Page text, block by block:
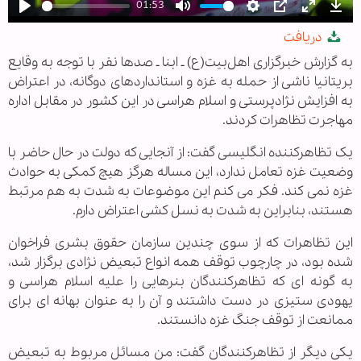
Play
01:53
Mute Settings
PIP Enter
دریافت
به گزارش خبرگزاری اهل‌بیت(ع) ـ ابنا ـ صدها نفر با توجه به وقایع
بریتانیا ناشی از حمله به غزه و استانداردهای دوگانه، در اعتراض
به افزایش نژادپرستی و اسلام هراسی در این کشور در مقابل اداره
مهاجرت تظاهرات کردند.
یک تظاهرکننده انگلیسی گفت: از آنجایی که دولت در حال حاضر با
وضعیت غزه تعامل ندارد، این مساله هرگز هیچ کمکی به حوادث
غزه نمی کند. فکر می کنم این موضوعات به شدت به هم مرتبط
هستند، بنابراین به شدت به نسل کشی اعتراض دارم.
این تظاهرات که از سوی چندین سازمان حقوق بشری فراخوان
شده بود، در چارچوب توقف همه انواع تبعیض نژادی برگزار شد،
به گونه ای که تظاهرکنندگان بنرهایی را علیه اسلام هراسی و
یهودی ستیزی در دست داشتند و آن را به عنوان بهانه ای برای
ممانعت از توقف جنگ غزه دانستند.
یکی دیگر از تظاهرکنندگان گفت: من مسائل مربوط به تبعیض